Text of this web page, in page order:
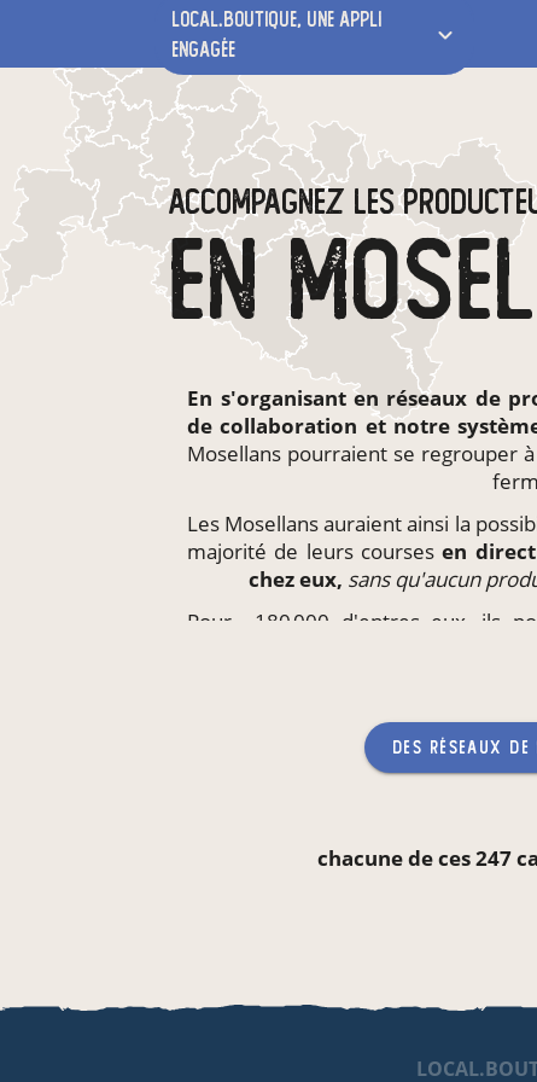
local.boutique, une appli
engagée
ACCOMPAGNEZ LES
EN
En s'organisant en réseaux de
de collaboration et notre
Mosellans pourraient se regrouper
Les Mosellans auraient ainsi la
majorité de leurs coursesen
chez eux, sans qu'aucun
Pour ~180 000 d'entres eux, ils
des réseaux
chacune de ces 247